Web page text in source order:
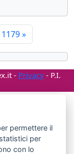
»
- Privacy - P.I.
permettere il
per
con lo